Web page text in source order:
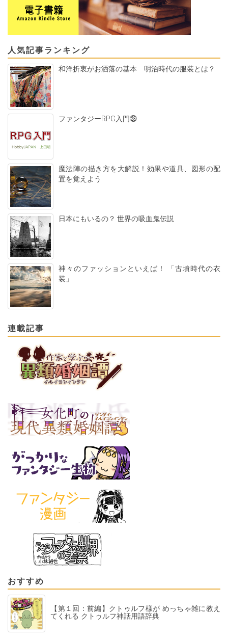
人気記事ランキング
和洋折衷がお洒落の基本 明治時代の服装とは？
ファンタジーRPG入門㉘
魔法陣の描き方を大解説！効果や道具、図形の配
置を覚えよう
日本にもいるの？ 世界の吸血鬼伝説
神々のファッションといえば！ 「古墳時代の衣
装」
連載記事
おすすめ
【第１回：前編】クトゥルフ様が めっちゃ雑に教え
てくれる クトゥルフ神話用語辞典